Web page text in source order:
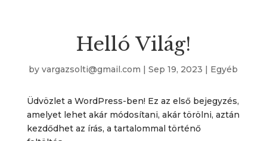
Helló Világ!
byvargazsolti@gmail.com |Sep 19, 2023 Egyéb
Üdvözlet a WordPress-ben! Ez az első bejegyzés,
amelyet lehet akár módosítani, akár törölni, aztán
kezdődhet az írás, a tartalommal történő